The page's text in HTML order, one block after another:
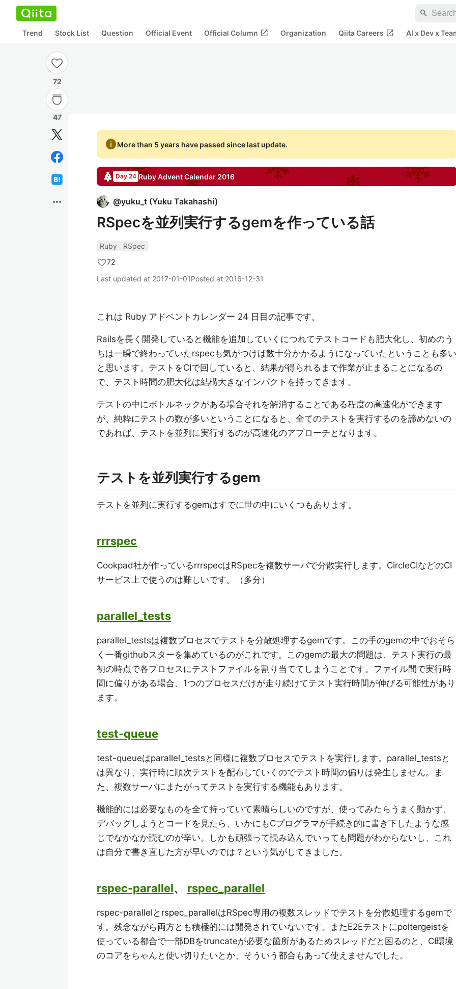
search
Trend Stock List Question Official Event Official Column open_in_new Organization Qiita Careers open_in_new AI x Dev x
72
47
more_horiz
infoMore than 5 years have passed since last update.
Day 24 RubyAdvent Calendar 2016
@yuku_t (Yuku Takahashi)
RSpecを並列実行するgemを作っている話
Ruby
RSpec
72
Last updated at 2017-01-01Posted at 2016-12-31
これは Ruby アドベントカレンダー 24 日目の記事です。
Railsを長く開発していると機能を追加していくにつれてテストコードも肥大化し、初めのう
ちは一瞬で終わっていたrspecも気がつけば数十分かかるようになっていたということも多い
と思います。テストをCIで回していると、結果が得られるまで作業が止まることになるの
で、テスト時間の肥大化は結構大きなインパクトを持ってきます。
テストの中にボトルネックがある場合それを解消することである程度の高速化ができます
が、純粋にテストの数が多いということになると、全てのテストを実行するのを諦めないの
であれば、テストを並列に実行するのが高速化のアプローチとなります。
テストを並列実行するgem
テストを並列に実行するgemはすでに世の中にいくつもあります。
rrrspec
Cookpad社が作っているrrrspecはRSpecを複数サーバで分散実行します。CircleCIなどのCI
サービス上で使うのは難しいです。（多分）
parallel_tests
parallel_testsは複数プロセスでテストを分散処理するgemです。この手のgemの中でおそら
く一番githubスターを集めているのがこれです。このgemの最大の問題は、テスト実行の最
初の時点で各プロセスにテストファイルを割り当ててしまうことです。ファイル間で実行時
間に偏りがある場合、1つのプロセスだけが走り続けてテスト実行時間が伸びる可能性があり
ます。
test-queue
test-queueはparallel_testsと同様に複数プロセスでテストを実行します。parallel_testsと
は異なり、実行時に順次テストを配布していくのでテスト時間の偏りは発生しません。ま
た、複数サーバにまたがってテストを実行する機能もあります。
機能的には必要なものを全て持っていて素晴らしいのですが、使ってみたらうまく動かず、
デバッグしようとコードを見たら、いかにもCプログラマが手続き的に書き下したような感
じでなかなか読むのが辛い。しかも頑張って読み込んでいっても問題がわからないし、これ
は自分で書き直した方が早いのでは？という気がしてきました。
rspec-parallel、 rspec_parallel
rspec-parallelとrspec_parallelはRSpec専用の複数スレッドでテストを分散処理するgemで
す。残念ながら両方とも積極的には開発されていないです。またE2Eテストにpoltergeistを
使っている都合で一部DBをtruncateが必要な箇所があるためスレッドだと困るのと、CI環境
のコアをちゃんと使い切りたいとか、そういう都合もあって使えませんでした。